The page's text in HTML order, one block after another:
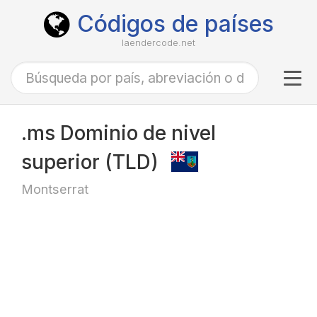
Códigos de países
laendercode.net
.ms Dominio de nivel
superior (TLD)
Montserrat